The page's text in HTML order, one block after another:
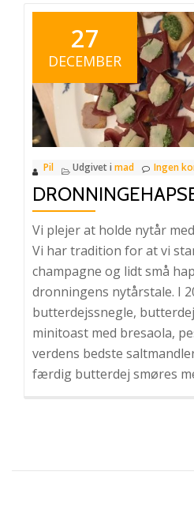
27
DECEMBER
Pil Udgivet i mad Ingen
Vi plejer at holde nytår
Vi har tradition for at vi
champagne og lidt små
dronningens nytårstale. I
butterdejssnegle,
minitoast med bresaola,
verdens bedste
færdig butterdej smøres